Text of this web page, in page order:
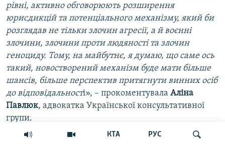
КТА РУС
рівні, активно обговорюють розширення
юрисдикцій та потенціального механізму, який би
розглядав не тільки злочин агресії, а й воєнні
злочини, злочини проти людяності та злочин
геноциду. Тому, на майбутнє, я думаю, що саме ось
такий, новостворений механізм буде мати більше
шансів, більше перспектив притягнути винних осіб
до відповідальності», – прокоментувала Аліна
Павлюк, адвокатка Української консультативної
групи.